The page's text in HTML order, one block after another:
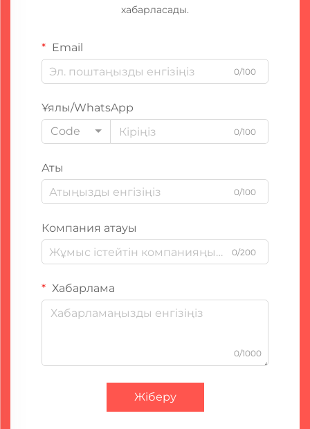
хабарласады.
Email
0/100
Ұялы/WhatsApp
Code
0/100
Аты
0/100
Компания атауы
0/200
Хабарлама
0/1000
Жіберу